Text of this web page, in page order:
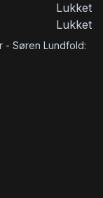
Lukket
Lukket
- Søren Lundfold: